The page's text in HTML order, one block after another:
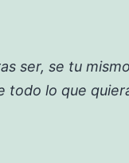
ser, se tu
todo lo que